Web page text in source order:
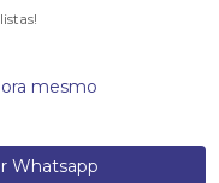
mesmo
Whatsapp